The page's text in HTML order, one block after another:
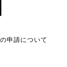
申請について